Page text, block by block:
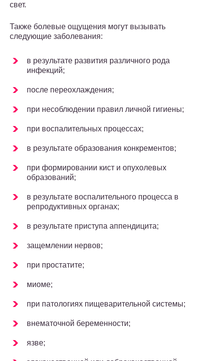
свет.
Также болевые ощущения могут вызывать
следующие заболевания:
в результате развития различного рода
инфекций;
после переохлаждения;
при несоблюдении правил личной гигиены;
при воспалительных процессах;
в результате образования конкрементов;
при формировании кист и опухолевых
образований;
в результате воспалительного процесса в
репродуктивных органах;
в результате приступа аппендицита;
защемлении нервов;
при простатите;
миоме;
при патологиях пищеварительной системы;
внематочной беременности;
язве;